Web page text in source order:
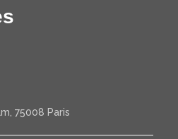
75008 Paris